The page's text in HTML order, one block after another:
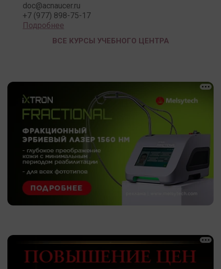
doc@acnaucer.ru
+7 (977) 898-75-17
Подробнее
ВСЕ КУРСЫ УЧЕБНОГО ЦЕНТРА